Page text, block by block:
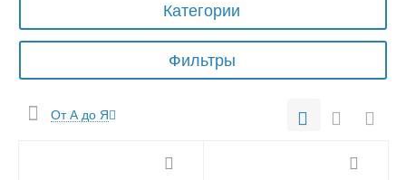
Категории
Фильтры
От А до Я